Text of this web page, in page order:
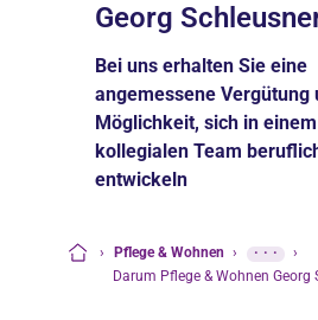
Georg
Bei uns erhalten Sie eine
angemessene Vergütung
Möglichkeit, sich in einem
kollegialen Team
entwickeln
› Pflege & Wohnen › ···
›
Darum Pflege & Wohnen Georg